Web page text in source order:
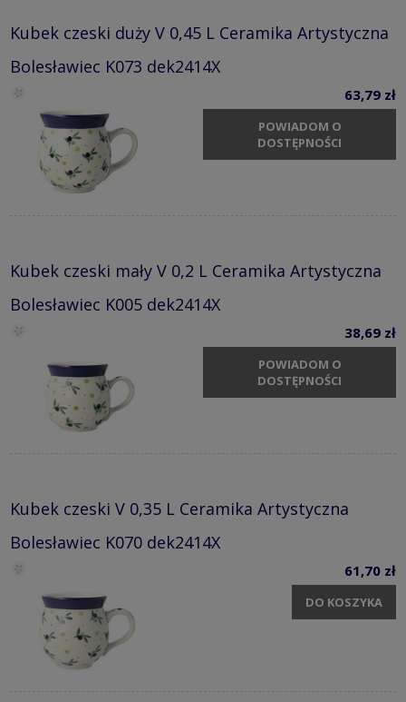
Kubek czeski duży V 0,45 L Ceramika Artystyczna
Bolesławiec K073 dek2414X
63,79 zł
POWIADOM O
DOSTĘPNOŚCI
Kubek czeski mały V 0,2 L Ceramika Artystyczna
Bolesławiec K005 dek2414X
38,69 zł
POWIADOM O
DOSTĘPNOŚCI
Kubek czeski V 0,35 L Ceramika Artystyczna
Bolesławiec K070 dek2414X
61,70 zł
DO KOSZYKA